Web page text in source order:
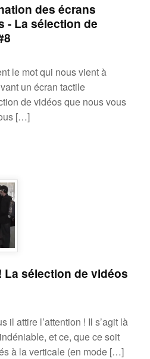
des écrans
- La sélection de
le mot qui nous vient à
un écran tactile
de vidéos que nous vous
[…]
La sélection de vidéos
il attire l’attention ! Il s’agit là
et ce, que ce soit
à la verticale (en mode […]